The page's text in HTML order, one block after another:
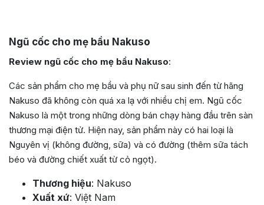
Ngũ cốc cho mẹ bầu Nakuso
Review ngũ cốc cho mẹ bầu Nakuso:
Các sản phẩm cho mẹ bầu và phụ nữ sau sinh đến từ hãng
Nakuso đã không còn quá xa lạ với nhiều chị em. Ngũ cốc
Nakuso là một trong những dòng bán chạy hàng đầu trên sàn
thương mại điện tử. Hiện nay, sản phẩm này có hai loại là
Nguyên vị (không đường, sữa) và có đường (thêm sữa tách
béo và đường chiết xuất từ cỏ ngọt).
Thương hiệu: Nakuso
Xuất xứ: Việt Nam